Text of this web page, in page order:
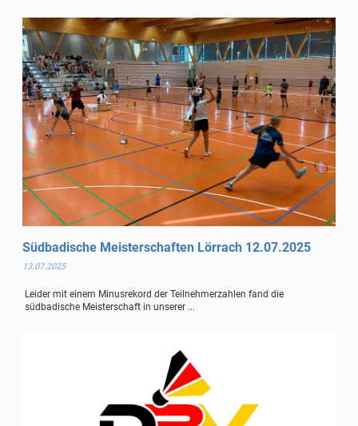
Südbadische Meisterschaften Lörrach 12.07.2025
13.07.2025
Leider mit einem Minusrekord der Teilnehmerzahlen fand die
südbadische Meisterschaft in unserer ...